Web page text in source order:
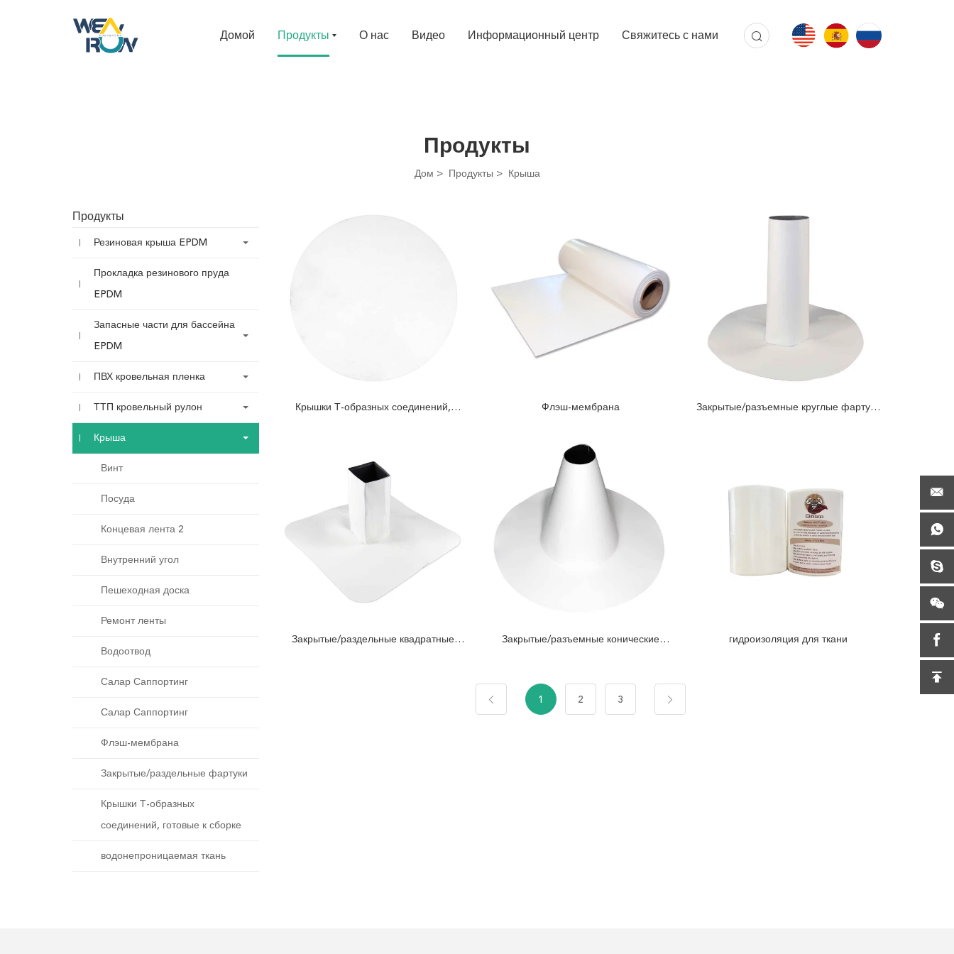
Домой Продукты О нас Видео Информационный центр Свяжитесь с нами
Продукты
Дом Продукты Крыша
Продукты
Резиновая крыша EPDM
Прокладка резинового пруда
EPDM
Запасные части для бассейна
EPDM
ПВХ кровельная пленка
ТТП кровельный рулон
Крыша
Винт
Посуда
Концевая лента 2
Внутренний угол
Пешеходная доска
Ремонт ленты
Водоотвод
Салар Саппортинг
Салар Саппортинг
Флэш-мембрана
Закрытые/раздельные фартуки
Крышки Т-образных
соединений, готовые к сборке
водонепроницаемая ткань
Крышки Т-образных соединений,
Флэш-мембрана
Закрытые/разъемные круглые фартуки
Закрытые/раздельные квадратные
Закрытые/разъемные конические
гидроизоляция для ткани
1 2 3